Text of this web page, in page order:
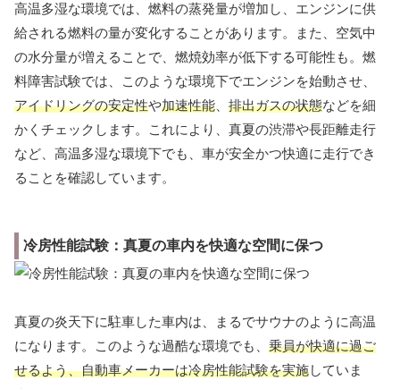
高温多湿な環境では、燃料の蒸発量が増加し、エンジンに供
給される燃料の量が変化することがあります。また、空気中
の水分量が増えることで、燃焼効率が低下する可能性も。燃
料障害試験では、このような環境下でエンジンを始動させ、
アイドリングの安定性や加速性能 排出ガスの状態などを細
かくチェックします。これにより、真夏の渋滞や長距離走行
など、高温多湿な環境下でも、車が安全かつ快適に走行でき
ることを確認しています。
冷房性能試験：真夏の車内を快適な空間に保つ
真夏の炎天下に駐車した車内は、まるでサウナのように高温
になります。このような過酷な環境でも、 乗員が快適に過ご
せるよう、自動車メーカーは冷房性能試験を実施していま